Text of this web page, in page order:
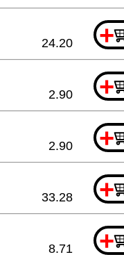
+
24.20
+
2.90
+
2.90
+
33.28
+
8.71